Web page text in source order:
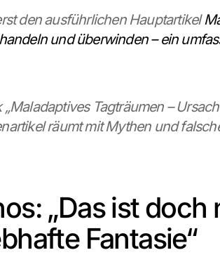
den ausführlichen Hauptartikel
und überwinden – ein
Tagträumen –
räumt mit Mythen und
„Das ist
Fantasie“